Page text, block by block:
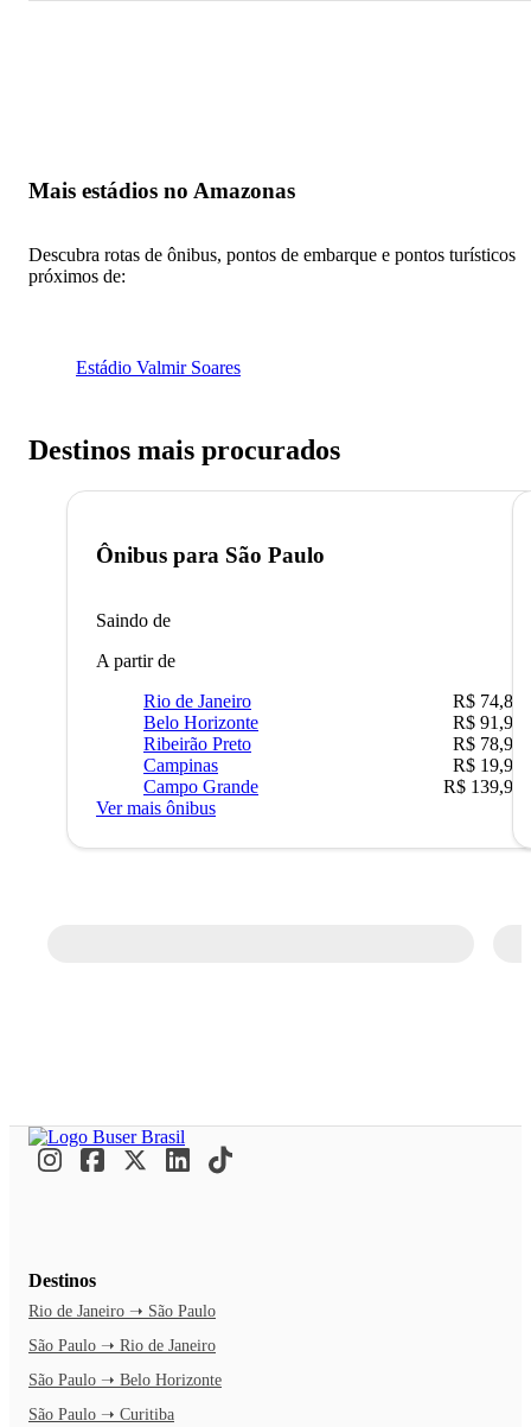
Mais estádios no Amazonas
Descubra rotas de ônibus, pontos de embarque e pontos turísticos
próximos de:
Estádio Valmir Soares
Destinos mais procurados
Ônibus para São Paulo
Saindo de
A partir de
Rio de Janeiro
R$ 74,80
Belo Horizonte
R$ 91,90
Ribeirão Preto
R$ 78,90
Campinas
R$ 19,90
Campo Grande
R$ 139,90
Ver mais ônibus
Destinos
Rio de Janeiro ➝ São Paulo
São Paulo ➝ Rio de Janeiro
São Paulo ➝ Belo Horizonte
São Paulo ➝ Curitiba